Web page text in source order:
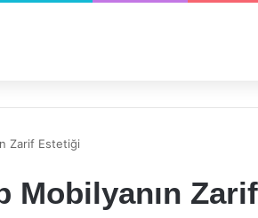
Zarif Estetiği
Mobilyanın Zarif